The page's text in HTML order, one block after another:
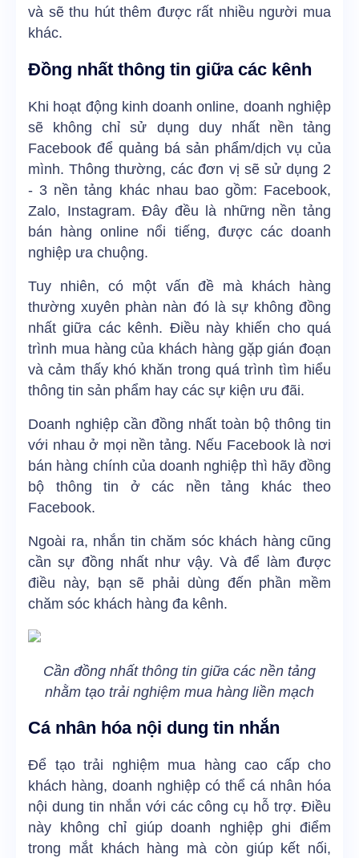
và sẽ thu hút thêm được rất nhiều người mua
khác.
Đồng nhất thông tin giữa các kênh
Khi hoạt động kinh doanh online, doanh nghiệp
sẽ không chỉ sử dụng duy nhất nền tảng
Facebook để quảng bá sản phẩm/dịch vụ của
mình. Thông thường, các đơn vị sẽ sử dụng 2
- 3 nền tảng khác nhau bao gồm: Facebook,
Zalo, Instagram. Đây đều là những nền tảng
bán hàng online nổi tiếng, được các doanh
nghiệp ưa chuộng.
Tuy nhiên, có một vấn đề mà khách hàng
thường xuyên phàn nàn đó là sự không đồng
nhất giữa các kênh. Điều này khiến cho quá
trình mua hàng của khách hàng gặp gián đoạn
và cảm thấy khó khăn trong quá trình tìm hiểu
thông tin sản phẩm hay các sự kiện ưu đãi.
Doanh nghiệp cần đồng nhất toàn bộ thông tin
với nhau ở mọi nền tảng. Nếu Facebook là nơi
bán hàng chính của doanh nghiệp thì hãy đồng
bộ thông tin ở các nền tảng khác theo
Facebook.
Ngoài ra, nhắn tin chăm sóc khách hàng cũng
cần sự đồng nhất như vậy. Và để làm được
điều này, bạn sẽ phải dùng đến phần mềm
chăm sóc khách hàng đa kênh.
Cần đồng nhất thông tin giữa các nền tảng
nhằm tạo trải nghiệm mua hàng liền mạch
Cá nhân hóa nội dung tin nhắn
Để tạo trải nghiệm mua hàng cao cấp cho
khách hàng, doanh nghiệp có thể cá nhân hóa
nội dung tin nhắn với các công cụ hỗ trợ. Điều
này không chỉ giúp doanh nghiệp ghi điểm
trong mắt khách hàng mà còn giúp kết nối,